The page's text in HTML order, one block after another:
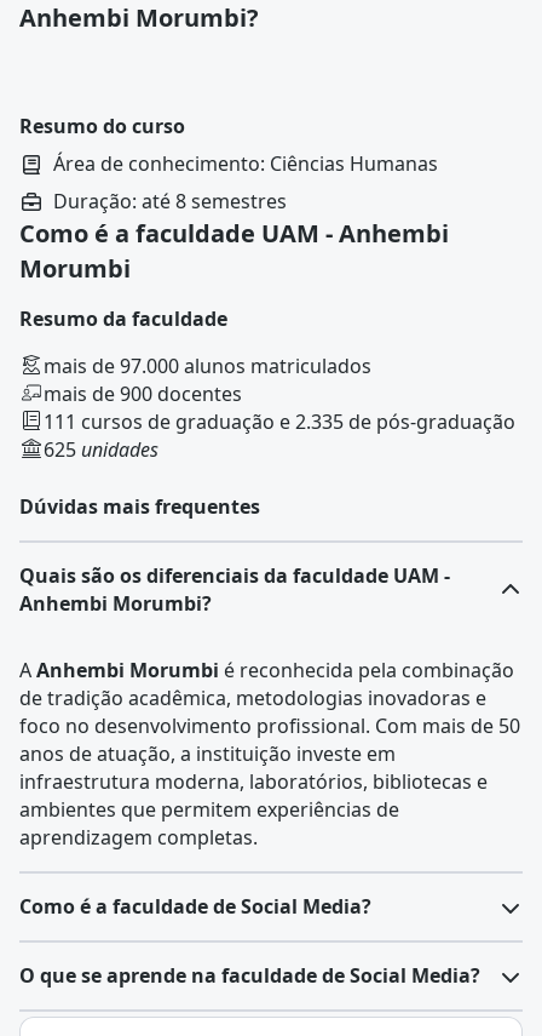
Anhembi Morumbi?
Resumo do curso
Área de conhecimento: Ciências Humanas
Duração: até 8 semestres
Como é a faculdade UAM - Anhembi
Morumbi
Resumo da faculdade
mais de 97.000 alunos matriculados
mais de 900 docentes
111 cursos de graduação e 2.335 de pós-graduação
625 unidades
Dúvidas mais frequentes
Quais são os diferenciais da faculdade UAM -
Anhembi Morumbi?
AAnhembi Morumbi é reconhecida pela combinação
de tradição acadêmica, metodologias inovadoras e
foco no desenvolvimento profissional. Com mais de 50
anos de atuação, a instituição investe em
infraestrutura moderna, laboratórios, bibliotecas e
ambientes que permitem experiências de
aprendizagem completas.
Como é a faculdade de Social Media?
O que se aprende na faculdade de Social Media?